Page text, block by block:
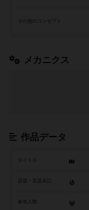
その他のコンセプト
メカニクス
作品データ
タイトル
参加人数